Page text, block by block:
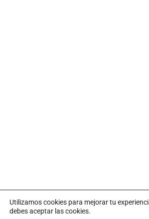
Utilizamos cookies para mejorar tu
debes aceptar las cookies.